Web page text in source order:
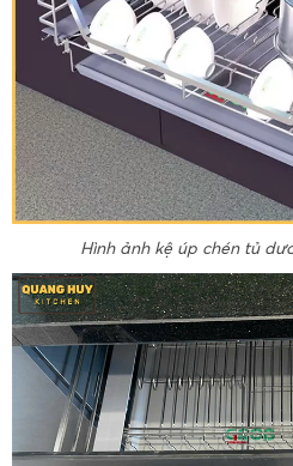
Hình ảnh kệ úp chén tủ